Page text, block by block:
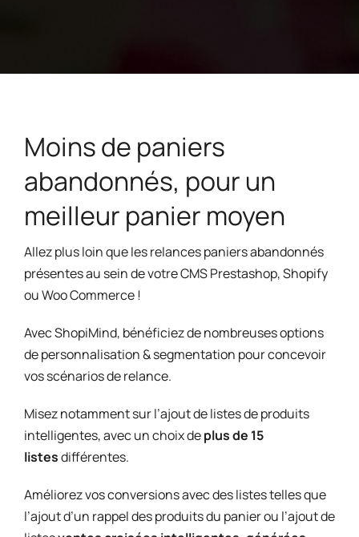
Moins de paniers
abandonnés, pour un
meilleur panier moyen
Allez plus loin que les relances paniers abandonnés
présentes au sein de votre CMS Prestashop, Shopify
ou Woo Commerce !
Avec ShopiMind, bénéficiez de nombreuses options
de personnalisation & segmentation pour concevoir
vos scénarios de relance.
Misez notamment sur l’ajout de listes de produits
intelligentes, avec un choix deplus de 15
listesdifférentes.
Améliorez vos conversions avec des listes telles que
l’ajout d’un rappel des produits du panier ou l’ajout de